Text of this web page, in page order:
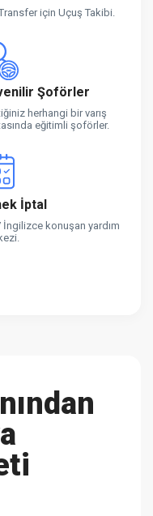
için Uçuş Takibi.
Şoförler
herhangi bir varış
eğitimli şoförler.
İptal
İngilizce konuşan yardım